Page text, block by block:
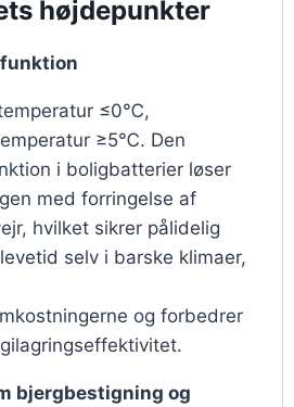
højdepunkter
≤0℃,
≥5℃. Den
i boligbatterier løser
med forringelse af
hvilket sikrer pålidelig
selv i barske klimaer,
og forbedrer
bjergbestigning og